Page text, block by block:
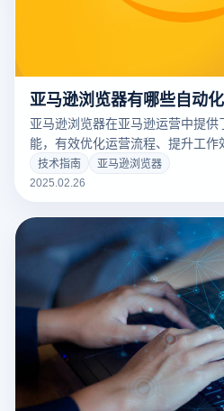
亚马逊浏览器在亚马逊运营中提
能，有效优化运营流程、提升工
险。以下是详细介绍：
技术指南
亚马逊浏览器
2025.02.26